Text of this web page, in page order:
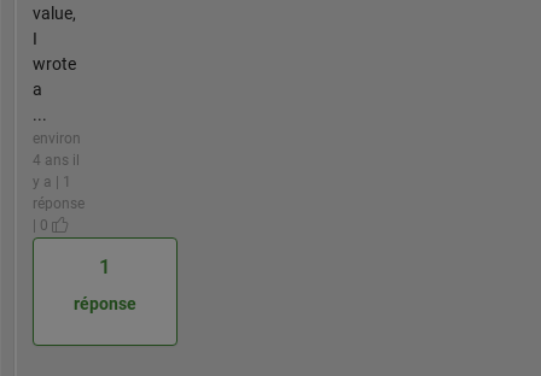
value,
I
wrote
a
...
environ
4 ans il
y a | 1
réponse
| 0
1
réponse